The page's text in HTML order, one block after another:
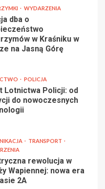
WYDARZENIA
dba o
w Kraśniku w
na Jasną Górę
POLICJA
Lotnictwa Policji: od
do nowoczesnych
TRANSPORT
rewolucja w
Wapiennej: nowa era
2A